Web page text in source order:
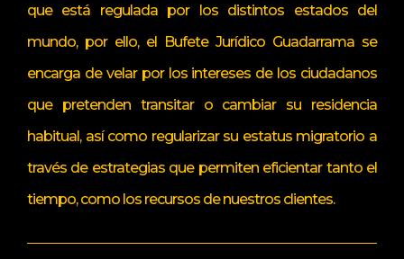
que está regulada por los distintos estados del
mundo, por ello, el Bufete Jurídico Guadarrama se
encarga de velar por los intereses de los ciudadanos
que pretenden transitar o cambiar su residencia
habitual, así como regularizar su estatus migratorio a
través de estrategias que permiten eficientar tanto el
tiempo, como los recursos de nuestros clientes.